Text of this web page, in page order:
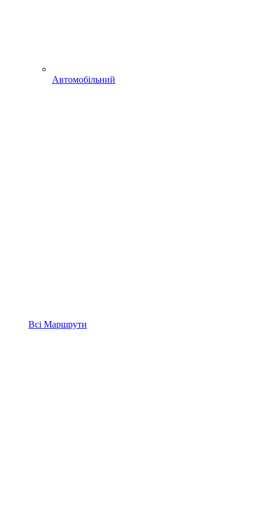
Автомобільний
Всі Маршрути